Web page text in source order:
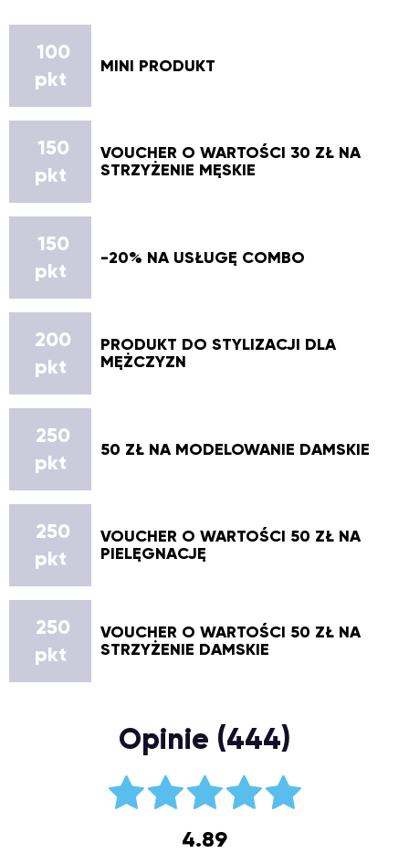
100
pkt
MINI PRODUKT
150
pkt
VOUCHER O WARTOŚCI 30 ZŁ NA
STRZYŻENIE MĘSKIE
150
pkt
-20% NA USŁUGĘ COMBO
200
pkt
PRODUKT DO STYLIZACJI DLA
MĘŻCZYZN
250
pkt
50 ZŁ NA MODELOWANIE DAMSKIE
250
pkt
VOUCHER O WARTOŚCI 50 ZŁ NA
PIELĘGNACJĘ
250
pkt
VOUCHER O WARTOŚCI 50 ZŁ NA
STRZYŻENIE DAMSKIE
Opinie (444)
4.89